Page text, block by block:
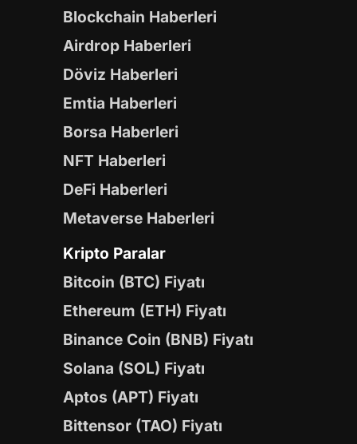
Blockchain Haberleri
Airdrop Haberleri
Döviz Haberleri
Emtia Haberleri
Borsa Haberleri
NFT Haberleri
DeFi Haberleri
Metaverse Haberleri
Kripto Paralar
Bitcoin (BTC) Fiyatı
Ethereum (ETH) Fiyatı
Binance Coin (BNB) Fiyatı
Solana (SOL) Fiyatı
Aptos (APT) Fiyatı
Bittensor (TAO) Fiyatı